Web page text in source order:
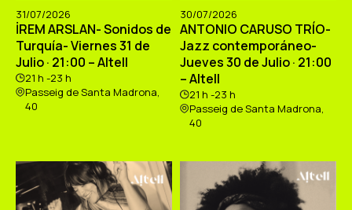
31/07/2026
İREM ARSLAN- Sonidos de
Turquía- Viernes 31 de
Julio · 21:00 – Altell
21 h -23 h
Passeig de Santa Madrona,
40
30/07/2026
ANTONIO CARUSO TRÍO-
Jazz contemporáneo-
Jueves 30 de Julio · 21:00
– Altell
21 h -23 h
Passeig de Santa Madrona,
40